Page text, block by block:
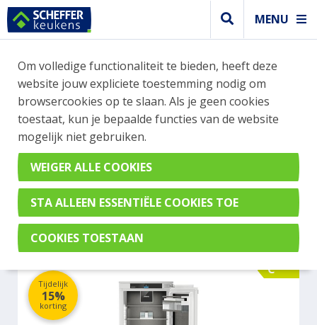
MENU
WEBSHOP BESTELLINGEN
Je kan tijdelijk geen bestelling plaatsen. Wil je je
vast oriënteren? Vergelijk eenvoudig apparaten
en merken met elkaar. Klik hier voor meer
informatie.
Koel- vrieskast
LIEBHERR ICBNBSCI 5173-22
Tijdelijk
15%
korting
C
Om volledige functionaliteit te bieden, heeft deze
website jouw expliciete toestemming nodig om
browsercookies op te slaan. Als je geen cookies
toestaat, kun je bepaalde functies van de website
mogelijk niet gebruiken.